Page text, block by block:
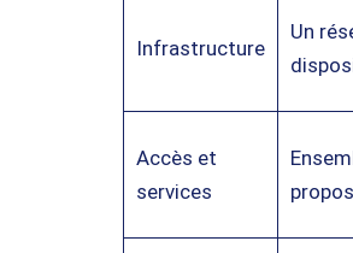
Infrastructure
Un
Accès et
services